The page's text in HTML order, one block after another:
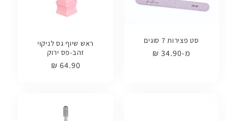
סט פצירות 7 סוגים
מחיר
מ-34.90 ₪
ראש שיוף גס לניקוי
זהב-פס ירוק
מחיר
64.90 ₪